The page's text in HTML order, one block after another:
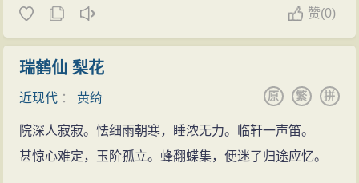
赞(0)
瑞鹤仙 梨花
近现代 ：黄绮 拼
繁
原
院深人寂寂。怯细雨朝寒，睡浓无力。临轩一声笛。
甚惊心难定，玉阶孤立。蜂翻蝶集，便迷了归途应忆。